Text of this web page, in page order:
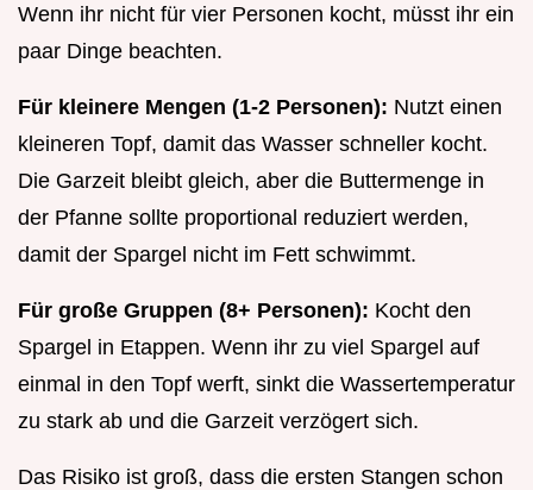
Wenn ihr nicht für vier Personen kocht, müsst ihr ein
paar Dinge beachten.
Für kleinere Mengen (1-2 Personen): Nutzt einen
kleineren Topf, damit das Wasser schneller kocht.
Die Garzeit bleibt gleich, aber die Buttermenge in
der Pfanne sollte proportional reduziert werden,
damit der Spargel nicht im Fett schwimmt.
Für große Gruppen (8+ Personen): Kocht den
Spargel in Etappen. Wenn ihr zu viel Spargel auf
einmal in den Topf werft, sinkt die Wassertemperatur
zu stark ab und die Garzeit verzögert sich.
Das Risiko ist groß, dass die ersten Stangen schon